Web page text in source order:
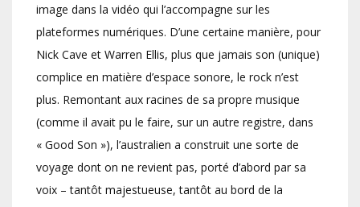
image dans la vidéo qui l’accompagne sur les
plateformes numériques. D’une certaine manière, pour
Nick Cave et Warren Ellis, plus que jamais son (unique)
complice en matière d’espace sonore, le rock n’est
plus. Remontant aux racines de sa propre musique
(comme il avait pu le faire, sur un autre registre, dans
« Good Son »), l’australien a construit une sorte de
voyage dont on ne revient pas, porté d’abord par sa
voix – tantôt majestueuse, tantôt au bord de la